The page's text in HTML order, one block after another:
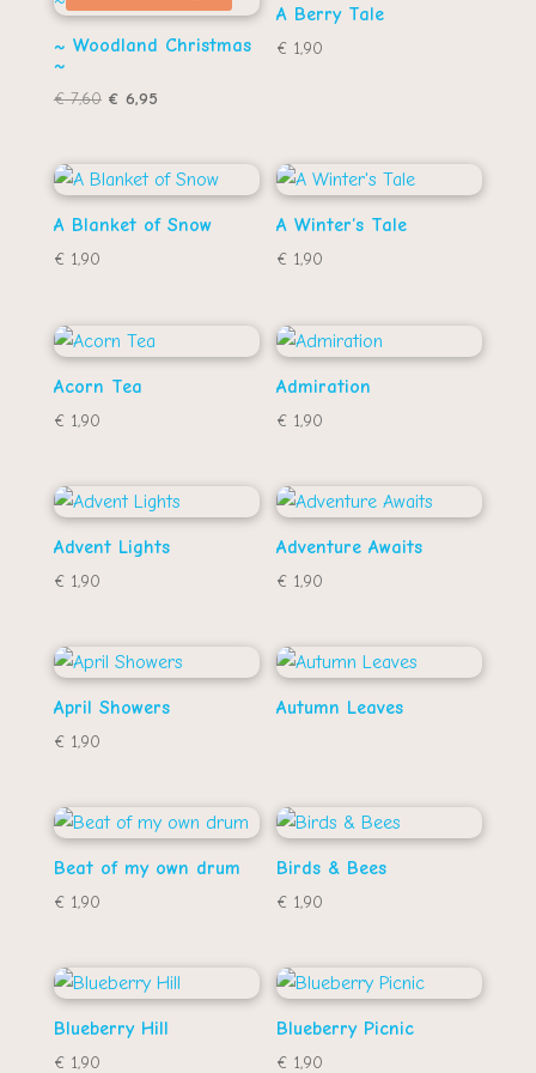
~ Woodland Christmas
~
€7,60 Oorspronkelijke
€ 7,60.
€ 6,95Huidige
€ 6,95.
A Berry Tale
€ 1,90
A Blanket of Snow
€1,90
A Winter’s Tale
€ 1,90
Acorn Tea
€1,90
Admiration
€ 1,90
Advent Lights
€1,90
Adventure Awaits
€ 1,90
April Showers
€1,90
Autumn Leaves
Beat of my own drum
€1,90
Birds & Bees
€ 1,90
Blueberry Hill
€1,90
Blueberry Picnic
€ 1,90